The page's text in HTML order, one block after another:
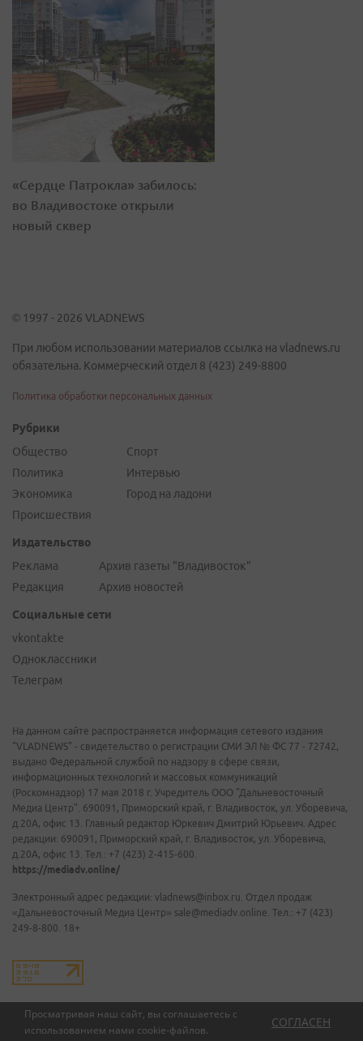
Просматривая наш сайт, вы соглашаетесь с
использованием нами cookie-файлов.
СОГЛАСЕН
«Сердце Патрокла» забилось:
во Владивостоке открыли
новый сквер
© 1997 - 2026 VLADNEWS
При любом использовании материалов ссылка на vladnews.ru
обязательна. Коммерческий отдел 8 (423) 249-8800
Политика обработки персональных данных
Рубрики
Общество
Политика
Экономика
Происшествия
Спорт
Интервью
Город на ладони
Издательство
Реклама
Редакция
Архив газеты "Владивосток"
Архив новостей
Социальные сети
vkontakte
Одноклассники
Телеграм
На данном сайте распространяется информация сетевого издания
"VLADNEWS" - свидетельство о регистрации СМИ ЭЛ № ФС 77 - 72742,
выдано Федеральной службой по надзору в сфере связи,
информационных технологий и массовых коммуникаций
(Роскомнадзор) 17 мая 2018 г. Учредитель ООО "Дальневосточный
Медиа Центр". 690091, Приморский край, г. Владивосток, ул. Уборевича,
д.20А, офис 13. Главный редактор Юркевич Дмитрий Юрьевич. Адрес
редакции: 690091, Приморский край, г. Владивосток, ул. Уборевича,
д.20А, офис 13. Тел.: +7 (423) 2-415-600.
https://mediadv.online/
Электронный адрес редакции: vladnews@inbox.ru. Отдел продаж
«Дальневосточный Медиа Центр» sale@mediadv.online. Тел.: +7 (423)
249-8-800. 18+